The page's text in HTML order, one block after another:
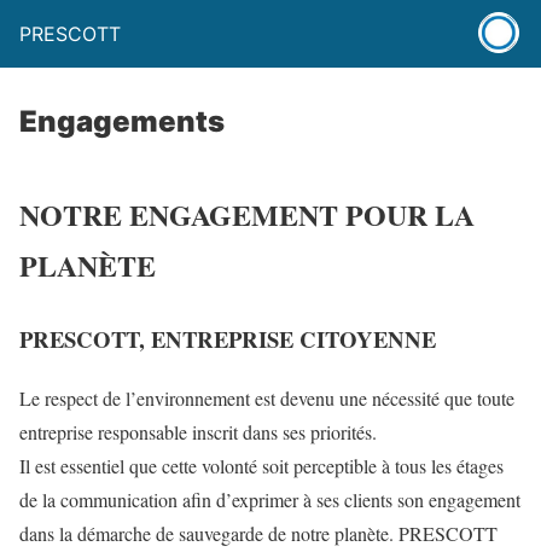
PRESCOTT
Engagements
NOTRE ENGAGEMENT POUR LA
PLANÈTE
PRESCOTT, ENTREPRISE CITOYENNE
Le respect de l’environnement est devenu une nécessité que toute
entreprise responsable inscrit dans ses priorités.
Il est essentiel que cette volonté soit perceptible à tous les étages
de la communication afin d’exprimer à ses clients son engagement
dans la démarche de sauvegarde de notre planète. PRESCOTT